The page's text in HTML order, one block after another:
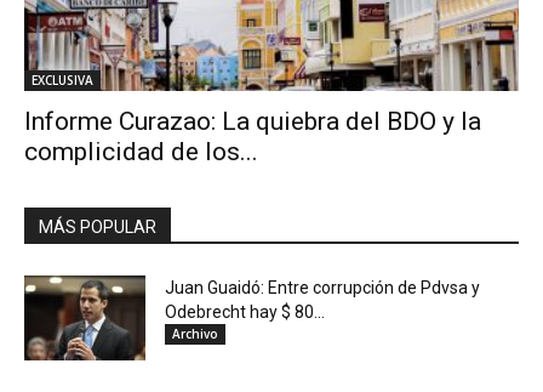
EXCLUSIVA
Informe Curazao: La quiebra del BDO y la
complicidad de los...
MÁS POPULAR
Juan Guaidó: Entre corrupción de Pdvsa y
Odebrecht hay $ 80...
Archivo